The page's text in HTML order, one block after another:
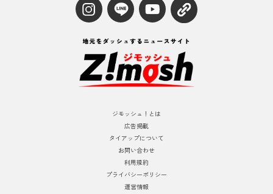
ジモッシュ！とは
広告掲載
タイアップについて
お問い合わせ
利用規約
プライバシーポリシー
運営情報